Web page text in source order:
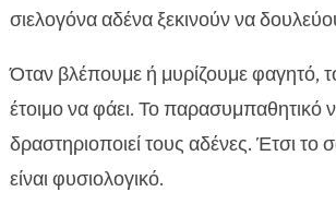
σιελογόνα αδένα ξεκινούν να
Όταν βλέπουμε ή μυρίζουμε φαγητό,
έτοιμο να φάει. Το παρασυμπαθητικό
δραστηριοποιεί τους αδένες. Έτσι το
είναι φυσιολογικό.